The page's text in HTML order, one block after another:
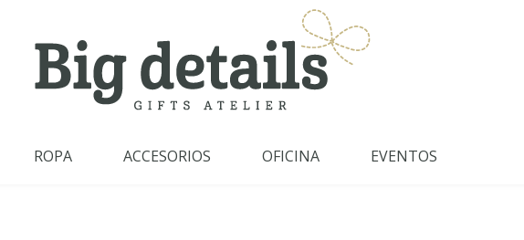
ROPA ACCESORIOS OFICINA EVENTOS